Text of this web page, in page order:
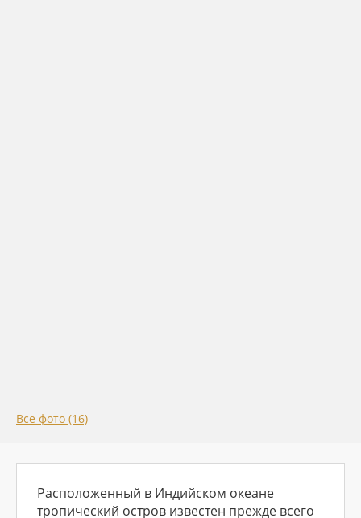
Все фото (16)
Расположенный в Индийском океане
тропический остров известен прежде всего